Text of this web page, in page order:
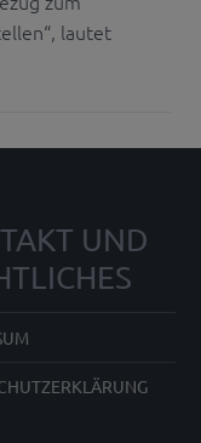
lautet
UND